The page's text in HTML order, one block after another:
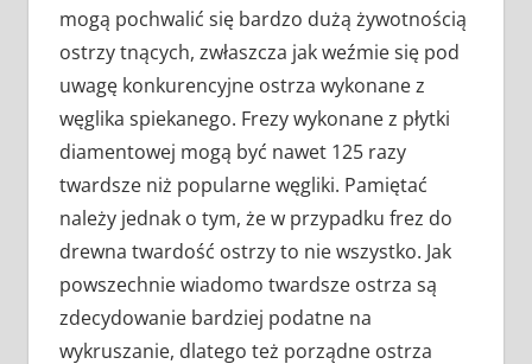
mogą pochwalić się bardzo dużą żywotnością
ostrzy tnących, zwłaszcza jak weźmie się pod
uwagę konkurencyjne ostrza wykonane z
węglika spiekanego. Frezy wykonane z płytki
diamentowej mogą być nawet 125 razy
twardsze niż popularne węgliki. Pamiętać
należy jednak o tym, że w przypadku frez do
drewna twardość ostrzy to nie wszystko. Jak
powszechnie wiadomo twardsze ostrza są
zdecydowanie bardziej podatne na
wykruszanie, dlatego też porządne ostrza